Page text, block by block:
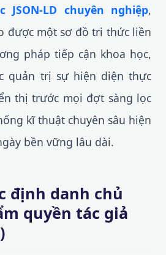
LD chuyên nghiệp,
được một sơ đồ tri thức liền
pháp tiếp cận khoa học,
quản trị sự hiện diện thực
thị trước mọi đợt sàng lọc
kĩ thuật chuyên sâu hiện
bền vững lâu dài.
định danh chủ
quyền tác giả